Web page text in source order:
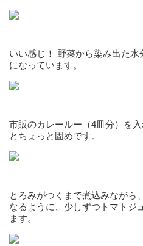
いい感じ！ 野菜から染み出た
になっています。
市販のカレールー（4皿分）を
とちょっと固めです。
とろみがつくまで煮込みながら
なるように、少しずつトマトジ
ます。